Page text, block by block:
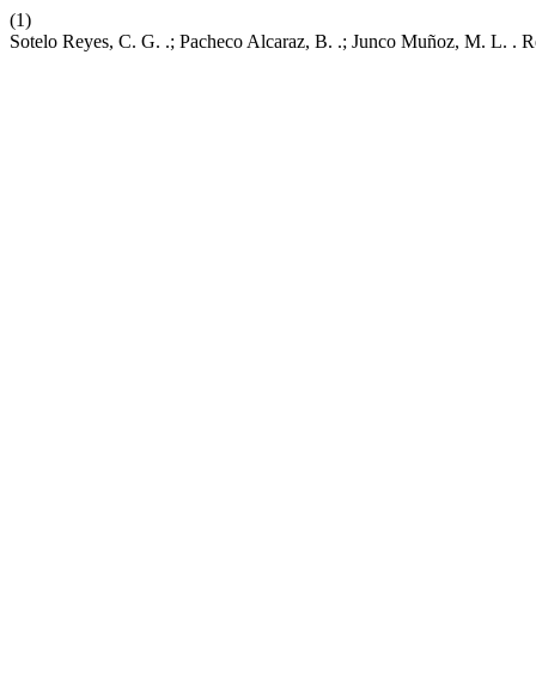
(1)
Sotelo Reyes, C. G. .; Pacheco Alcaraz, B. .; Junco Muñoz, M. L.